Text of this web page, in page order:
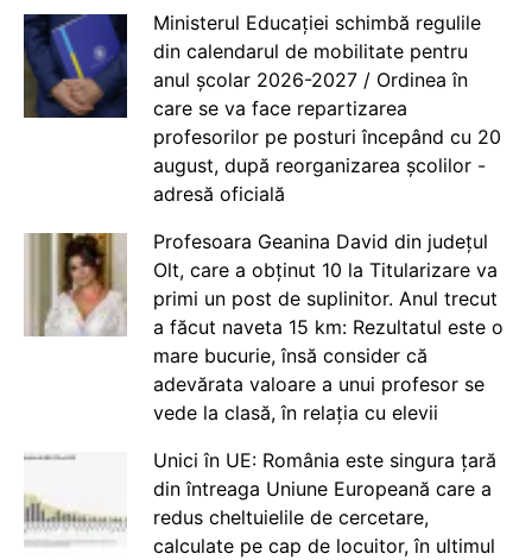
Ministerul Educației schimbă regulile
din calendarul de mobilitate pentru
anul școlar 2026-2027 / Ordinea în
care se va face repartizarea
profesorilor pe posturi începând cu 20
august, după reorganizarea școlilor -
adresă oficială
Profesoara Geanina David din județul
Olt, care a obținut 10 la Titularizare va
primi un post de suplinitor. Anul trecut
a făcut naveta 15 km: Rezultatul este o
mare bucurie, însă consider că
adevărata valoare a unui profesor se
vede la clasă, în relația cu elevii
Unici în UE: România este singura țară
din întreaga Uniune Europeană care a
redus cheltuielile de cercetare,
calculate pe cap de locuitor, în ultimul